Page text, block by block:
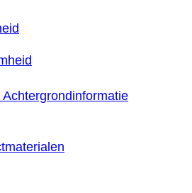
Achtergrondinformatie